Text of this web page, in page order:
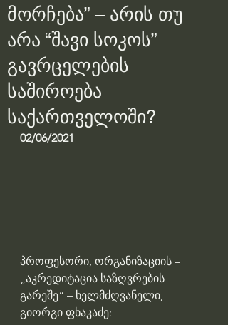
მორჩება” – არის თუ
არა “შავი სოკოს”
გავრცელების
საშიროება
საქართველოში?
02/06/2021
პროფესორი, ორგანიზაციის –
„აკრედიტაცია საზღვრების
გარეშე“ – ხელმძღვანელი,
გიორგი ფხაკაძე: